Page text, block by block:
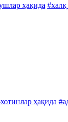
ҳақида
ҳақида